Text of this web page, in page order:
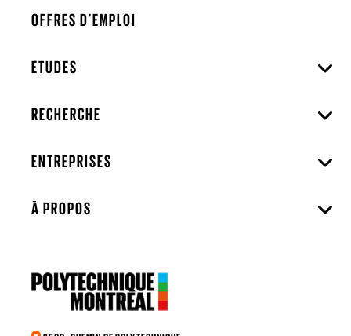
OFFRES D'EMPLOI
ÉTUDES
RECHERCHE
ENTREPRISES
À PROPOS